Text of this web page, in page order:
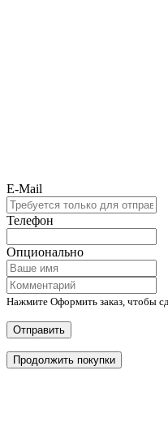
E-Mail
Телефон
Опционально
Нажмите Оформить заказ, чтобы
Отправить
Продолжить покупки